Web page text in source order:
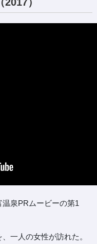
泉PRムービーの第1
一人の女性が訪れた。